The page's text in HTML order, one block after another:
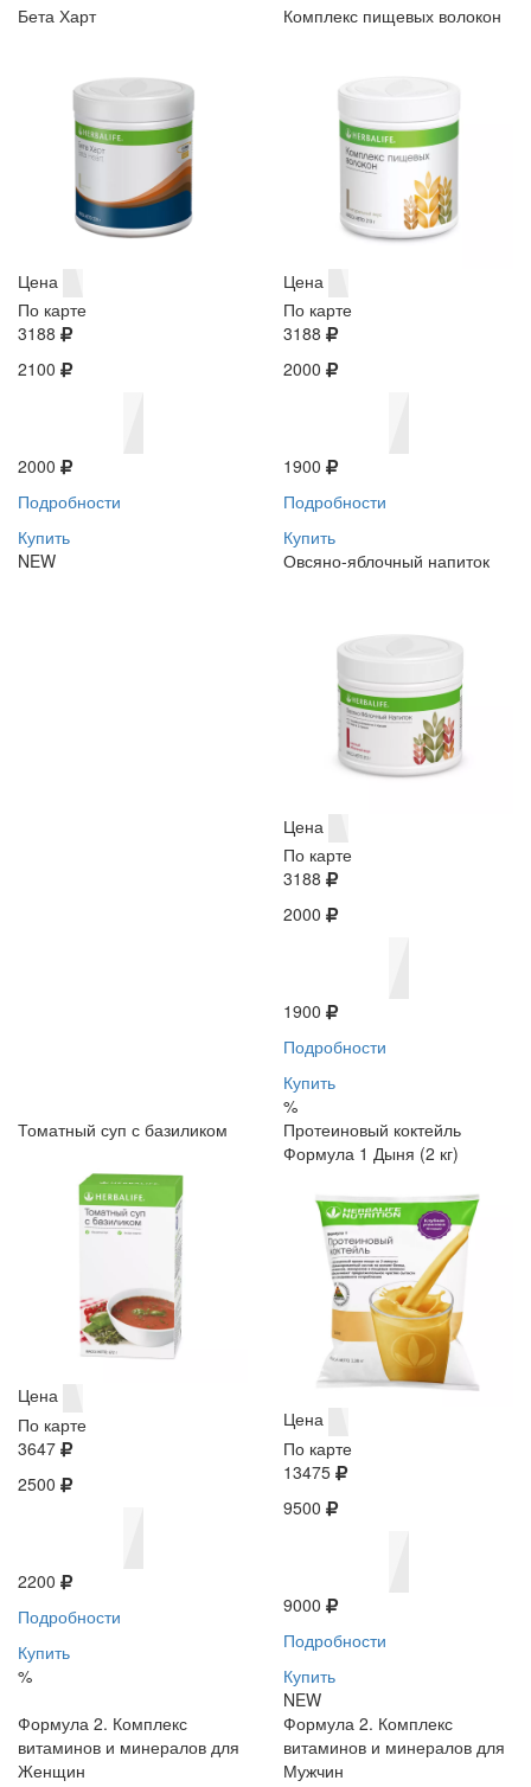
Бета Харт
Цена
По карте
3188
2100
2000
Подробности
Купить
NEW
Комплекс пищевых волокон
Цена
По карте
3188
2000
1900
Подробности
Купить
Овсяно-яблочный напиток
Цена
По карте
3188
2000
1900
Подробности
Купить
%
Томатный суп с базиликом
Цена
По карте
3647
2500
2200
Подробности
Купить
%
Протеиновый коктейль
Формула 1 Дыня (2 кг)
Цена
По карте
13475
9500
9000
Подробности
Купить
NEW
Формула 2. Комплекс
витаминов и минералов для
Женщин
Формула 2. Комплекс
витаминов и минералов для
Мужчин